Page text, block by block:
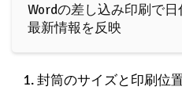
Wordの差し込み印刷で日
最新情報を反映
封筒のサイズと印刷位